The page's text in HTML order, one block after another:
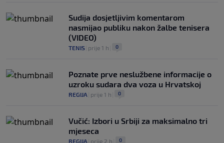
Sudija dosjetljivim komentarom
nasmijao publiku nakon žalbe tenisera
(VIDEO)
TENIS prije 1 h 0
Poznate prve neslužbene informacije o
uzroku sudara dva voza u Hrvatskoj
REGIJA prije 1 h 0
Vučić: Izbori u Srbiji za maksimalno tri
mjeseca
REGIJA prije 2 h 0